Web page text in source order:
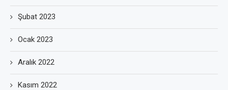
Şubat 2023
Ocak 2023
Aralık 2022
Kasım 2022